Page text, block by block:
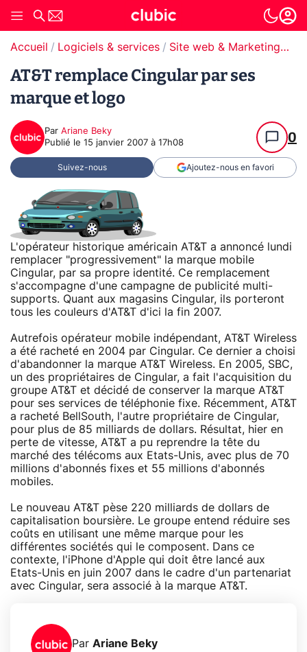
Accueil Logiciels & services Site web & Marketing Digital
AT&T remplace Cingular par ses
marque et logo
Par Ariane Beky
Publié le 15 janvier 2007 à 17h08 0
Suivez-nous Ajoutez-nous en favori
L'opérateur historique américain AT&T a annoncé lundi
remplacer "progressivement" la marque mobile
Cingular, par sa propre identité. Ce remplacement
s'accompagne d'une campagne de publicité multi-
supports. Quant aux magasins Cingular, ils porteront
tous les couleurs d'AT&T d'ici la fin 2007.
Autrefois opérateur mobile indépendant, AT&T Wireless
a été racheté en 2004 par Cingular. Ce dernier a choisi
d'abandonner la marque AT&T Wireless. En 2005, SBC,
un des propriétaires de Cingular, a fait l'acquisition du
groupe AT&T et décidé de conserver la marque AT&T
pour ses services de téléphonie fixe. Récemment, AT&T
a racheté BellSouth, l'autre propriétaire de Cingular,
pour plus de 85 milliards de dollars. Résultat, hier en
perte de vitesse, AT&T a pu reprendre la tête du
marché des télécoms aux Etats-Unis, avec plus de 70
millions d'abonnés fixes et 55 millions d'abonnés
mobiles.
Le nouveau AT&T pèse 220 milliards de dollars de
capitalisation boursière. Le groupe entend réduire ses
coûts en utilisant une même marque pour les
différentes sociétés qui le composent. Dans ce
contexte, l'iPhone d'Apple qui doit être lancé aux
Etats-Unis en juin 2007 dans le cadre d'un partenariat
avec Cingular, sera associé à la marque AT&T.
Par Ariane Beky